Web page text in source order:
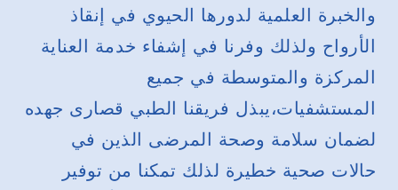
والخبرة العلمية لدورها الحيوي في إنقاذ
الأرواح ولذلك وفرنا في إشفاء خدمة العناية
المركزة والمتوسطة في جميع
المستشفيات،يبذل فريقنا الطبي قصارى جهده
لضمان سلامة وصحة المرضى الذين في
حالات صحية خطيرة لذلك تمكنا من توفير